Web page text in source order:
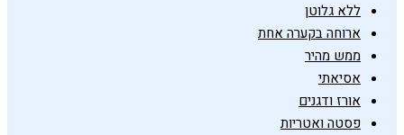
ללא גלוטן
ארוחה בקערה אחת
ממש מהיר
אסיאתי
אורז ודגנים
פסטה ואטריות